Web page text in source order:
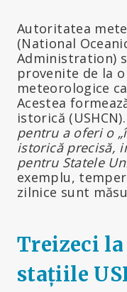
Autoritatea
(National
Administration)
provenite de la
meteorologice
Acestea
istorică (USHCN).
pentru a oferi o
istorică precisă,
pentru Statele
exemplu,
zilnice sunt
Treizeci
stațiile